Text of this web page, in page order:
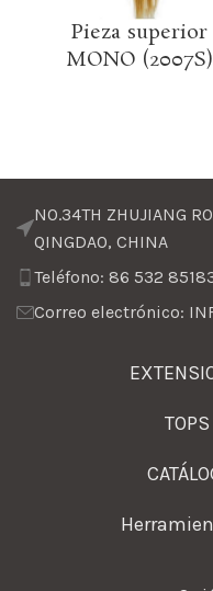
Pieza superior
MONO (2007S)
NO.34TH ZHUJIANG
QINGDAO, CHINA
Teléfono: 86 532
Correo electrónico: